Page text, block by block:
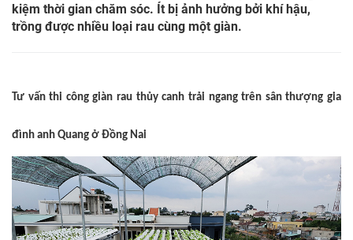
kiệm thời gian chăm sóc. Ít bị ảnh hưởng bởi khí hậu,
trồng được nhiều loại rau cùng một giàn.
Tư vấn thi công giàn rau thủy canh trải ngang trên sân thượng gia
đình anh Quang ở Đồng Nai